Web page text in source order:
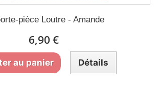
pièce Loutre - Amande
6,90 €
au panier Détails